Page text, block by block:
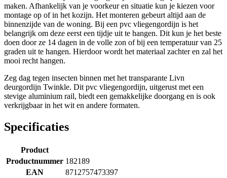
maken. Afhankelijk van je voorkeur en situatie kun je kiezen voor
montage op of in het kozijn. Het monteren gebeurt altijd aan de
binnenzijde van de woning. Bij een pvc vliegengordijn is het
belangrijk om deze eerst een tijdje uit te hangen. Dit kun je het beste
doen door ze 14 dagen in de volle zon of bij een temperatuur van 25
graden uit te hangen. Hierdoor wordt het materiaal zachter en zal het
mooi recht hangen.
Zeg dag tegen insecten binnen met het transparante Livn
deurgordijn Twinkle. Dit pvc vliegengordijn, uitgerust met een
stevige aluminium rail, biedt een gemakkelijke doorgang en is ook
verkrijgbaar in het wit en andere formaten.
Specificaties
Product
Productnummer 182189
EAN
8712757473397